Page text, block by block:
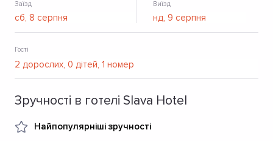
СПА, лобби-бар, салон красоты, парковка.
Заїзд Виїзд
Гості
Зручності в готелі Slava Hotel
Найпопулярніші зручності